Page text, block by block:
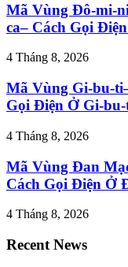
Mã Vùng Đô-mi-
ca– Cách Gọi
4 Tháng 8, 2026
Mã Vùng Gi-bu-
Gọi Điện Ở Gi-
4 Tháng 8, 2026
Mã Vùng Đan
Cách Gọi Điện Ở
4 Tháng 8, 2026
Recent News